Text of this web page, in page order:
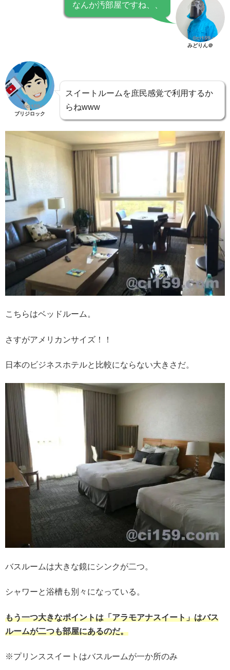
なんか汚部屋ですね、、
みどりん＠
ブリジロック
スイートルームを庶民感覚で利用するか
らねwww
こちらはベッドルーム。
さすがアメリカンサイズ！！
日本のビジネスホテルと比較にならない大きさだ。
バスルームは大きな鏡にシンクが二つ。
シャワーと浴槽も別々になっている。
もう一つ大きなポイントは「アラモアナスイート」はバス
ルームが二つも部屋にあるのだ。
※プリンススイートはバスルームが一か所のみ